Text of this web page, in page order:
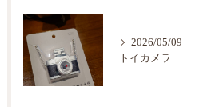
2026/05/09
トイカメラ